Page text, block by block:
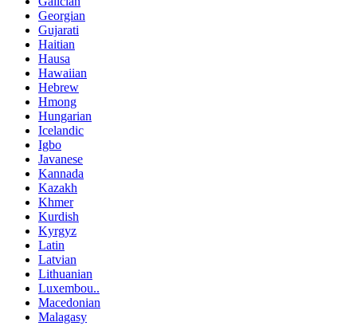
Georgian
Gujarati
Haitian
Hausa
Hawaiian
Hebrew
Hmong
Hungarian
Icelandic
Igbo
Javanese
Kannada
Kazakh
Khmer
Kurdish
Kyrgyz
Latin
Latvian
Lithuanian
Luxembou..
Macedonian
Malagasy